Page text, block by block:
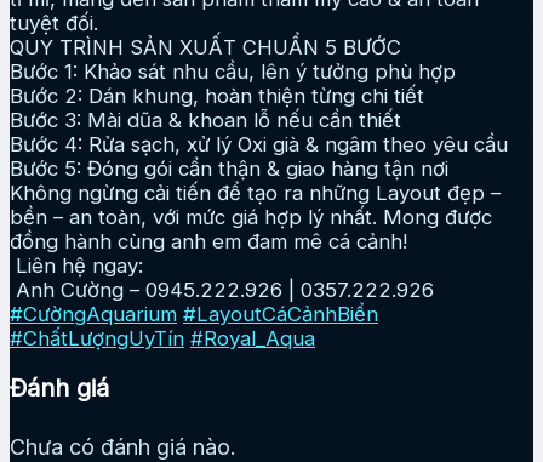
tuyệt đối.
QUY TRÌNH SẢN XUẤT CHUẨN 5 BƯỚC
Bước 1: Khảo sát nhu cầu, lên ý tưởng phù hợp
Bước 2: Dán khung, hoàn thiện từng chi tiết
Bước 3: Mài dũa & khoan lỗ nếu cần thiết
Bước 4: Rửa sạch, xử lý Oxi già & ngâm theo yêu cầu
Bước 5: Đóng gói cẩn thận & giao hàng tận nơi
Không ngừng cải tiến để tạo ra những Layout đẹp –
bền – an toàn, với mức giá hợp lý nhất. Mong được
đồng hành cùng anh em đam mê cá cảnh!
Liên hệ ngay:
Anh Cường – 0945.222.926 | 0357.222.926
#CườngAquarium #LayoutCáCảnhBiển
#ChấtLượngUyTín #Royal_Aqua
Đánh giá
Chưa có đánh giá nào.